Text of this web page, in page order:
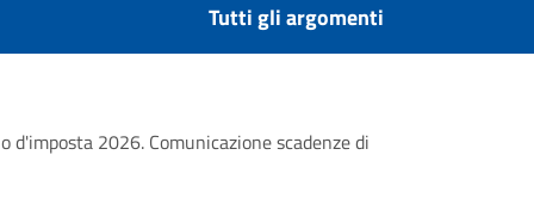
Tutti gli argomenti
2026. Comunicazione scadenze di